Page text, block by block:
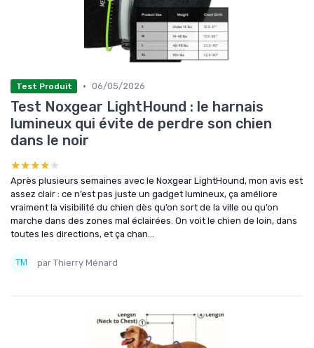
Test Produit • 06/05/2026
Test Noxgear LightHound : le harnais
lumineux qui évite de perdre son chien
dans le noir
★★★★★
★★★★★
Après plusieurs semaines avec le Noxgear LightHound, mon avis est
assez clair : ce n’est pas juste un gadget lumineux, ça améliore
vraiment la visibilité du chien dès qu’on sort de la ville ou qu’on
marche dans des zones mal éclairées. On voit le chien de loin, dans
toutes les directions, et ça chan...
par Thierry Ménard